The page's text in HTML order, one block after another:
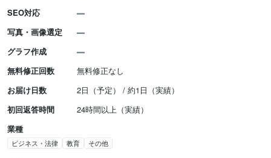
SEO対応
写真・画像選定
グラフ作成
無料修正回数
無料修正なし
お届け日数
2日（予定） / 約1日（実績）
初回返答時間
24時間以上（実績）
業種
ビジネス・法律 教育 その他